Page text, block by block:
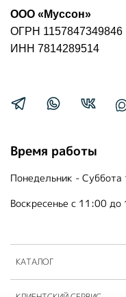
КАТАЛОГ
Время работы
Понедельник -
Воскресенье с 11:00
ООО «Муссон»
ОГРН 1157847349846
ИНН 7814289514